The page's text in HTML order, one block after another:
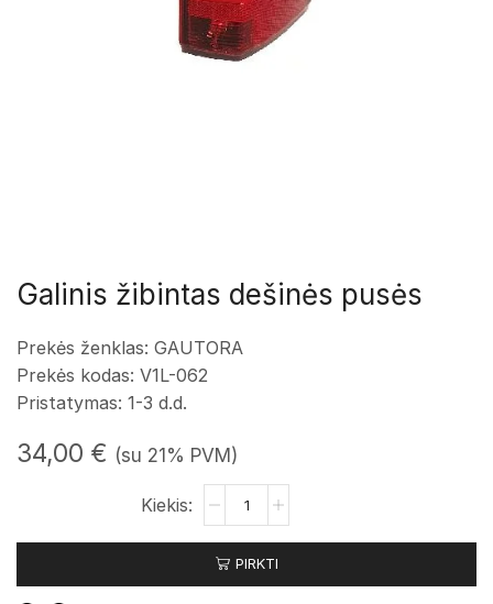
Galinis žibintas dešinės pusės
Prekės ženklas: GAUTORA
Prekės kodas: V1L-062
Pristatymas: 1-3 d.d.
34,00 € (su 21% PVM)
produkto
Galinis
žibintas
dešinės
PIRKTI